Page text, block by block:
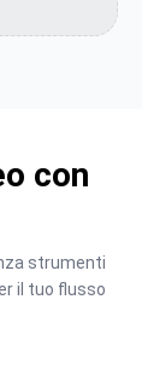
con
strumenti
il tuo flusso